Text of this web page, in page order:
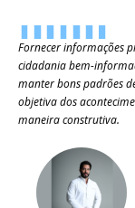
Fornecer informações
cidadania bem-
manter bons padrões
objetiva dos
maneira construtiva.